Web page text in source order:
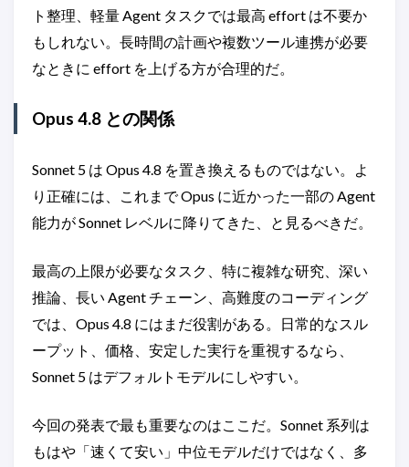
ト整理、軽量 Agent タスクでは最高 effort は不要か
もしれない。長時間の計画や複数ツール連携が必要
なときに effort を上げる方が合理的だ。
Opus 4.8 との関係
Sonnet 5 は Opus 4.8 を置き換えるものではない。よ
り正確には、これまで Opus に近かった一部の Agent
能力が Sonnet レベルに降りてきた、と見るべきだ。
最高の上限が必要なタスク、特に複雑な研究、深い
推論、長い Agent チェーン、高難度のコーディング
では、Opus 4.8 にはまだ役割がある。日常的なスル
ープット、価格、安定した実行を重視するなら、
Sonnet 5 はデフォルトモデルにしやすい。
今回の発表で最も重要なのはここだ。Sonnet 系列は
もはや「速くて安い」中位モデルだけではなく、多